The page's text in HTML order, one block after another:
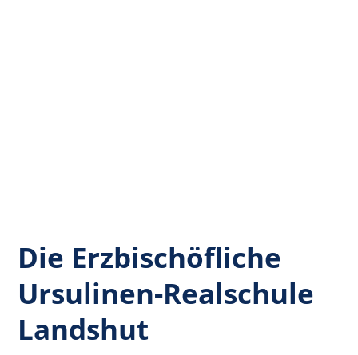
Die Erzbischöfliche
Ursulinen-Realschule
Landshut